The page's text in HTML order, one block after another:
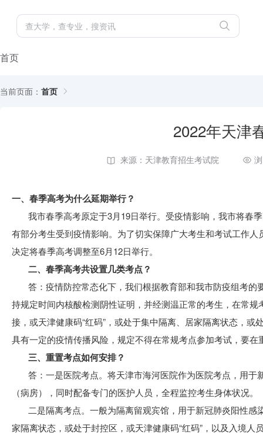
首页
当前页面： 首页
2022年天津
来源：天津教育招生考试院
一、春季高考为什么延期举行？
我市春季高考原定于3月19日举行。受疫情影响，我市将春
有部分考生受到疫情影响。为了切实保障广大考生和考试工作
决定将春季高考调整至6月12日举行。
二、春季高考共设置几类考点？
答：疫情防控常态化下，我们根据教育部和我市防疫组考的
持规定时间内核酸检测阴性证明，并经测温正常的考生，在常
接，或天津健康码“红码”，或处于集中隔离、居家隔离状态，
具有一定的疫情传播风险，规定不得在常规考点参加考试，要在
三、重置考点如何安排？
答：一是医院考点。将天津市海河医院作为医院考点，用
（病房），同时配备专门的医护人员，全程监控考生身体状况。
二是隔离考点。一般为隔离留观宾馆，用于新冠肺炎阳性
家隔离状态，或处于封控区，或天津健康码“红码”，以及入境